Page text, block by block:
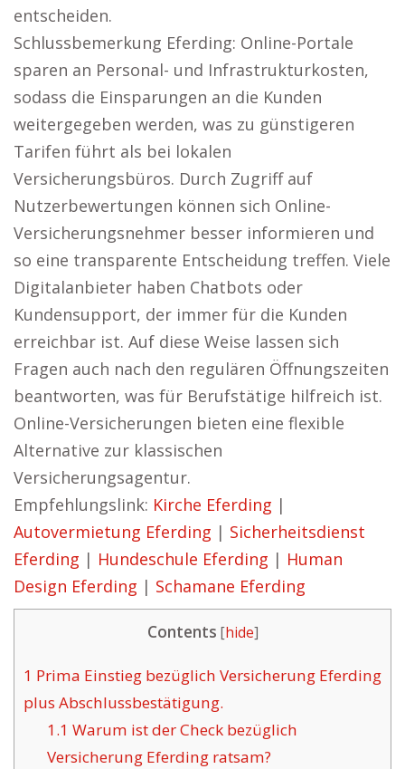
entscheiden.
Schlussbemerkung Eferding: Online-Portale
sparen an Personal- und Infrastrukturkosten,
sodass die Einsparungen an die Kunden
weitergegeben werden, was zu günstigeren
Tarifen führt als bei lokalen
Versicherungsbüros. Durch Zugriff auf
Nutzerbewertungen können sich Online-
Versicherungsnehmer besser informieren und
so eine transparente Entscheidung treffen. Viele
Digitalanbieter haben Chatbots oder
Kundensupport, der immer für die Kunden
erreichbar ist. Auf diese Weise lassen sich
Fragen auch nach den regulären Öffnungszeiten
beantworten, was für Berufstätige hilfreich ist.
Online-Versicherungen bieten eine flexible
Alternative zur klassischen
Versicherungsagentur.
Empfehlungslink: Kirche Eferding |
Autovermietung Eferding | Sicherheitsdienst
Eferding | Hundeschule Eferding | Human
Design Eferding | Schamane Eferding
Contents [hide]
1 Prima Einstieg bezüglich Versicherung Eferding
plus Abschlussbestätigung.
1.1 Warum ist der Check bezüglich
Versicherung Eferding ratsam?